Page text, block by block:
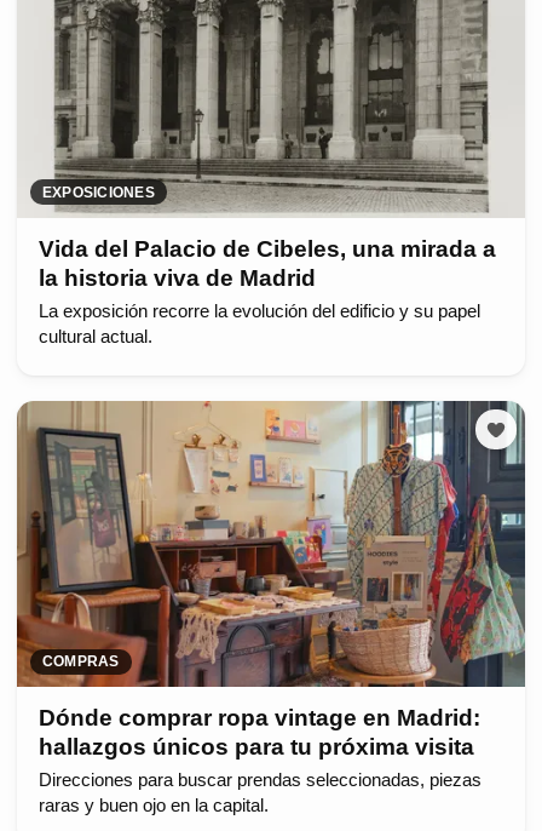
EXPOSICIONES
Vida del Palacio de Cibeles, una mirada a
la historia viva de Madrid
La exposición recorre la evolución del edificio y su papel
cultural actual.
COMPRAS
Dónde comprar ropa vintage en Madrid:
hallazgos únicos para tu próxima visita
Direcciones para buscar prendas seleccionadas, piezas
raras y buen ojo en la capital.